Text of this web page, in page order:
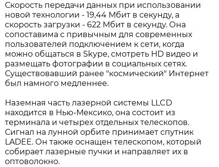
Скорость передачи данных при использовании
новой технологии - 19,44 Мбит в секунду, а
скорость загрузки - 622 Мбит в секунду. Она
сопоставима с привычным для современных
пользователей подключением к сети, когда
можно общаться в Skype, смотреть HD видео и
размещать фотографии в социальных сетях.
Существовавший ранее "космический" Интернет
был намного медленнее.
Наземная часть лазерной системы LLCD
находится в Нью-Мексико, она состоит из
терминала и четырех отдельных телескопов.
Сигнал на лунной орбите принимает спутник
LADEE. Он также оснащен телескопом, который
собирает лазерные пучки и направляет их в
оптоволокно.